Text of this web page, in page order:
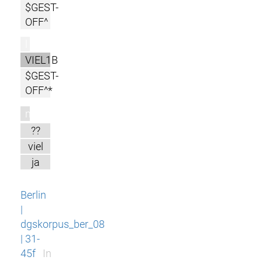
$GEST-
OFF^
VIEL1B
$GEST-
OFF^*
m
??
viel
ja
Berlin
|
dgskorpus_ber_08
| 31-
45f
In